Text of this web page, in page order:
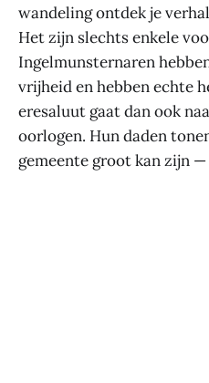
wandeling ontdek je
Het zijn slechts enkele
Ingelmunsternaren
vrijheid en hebben echte
eresaluut gaat dan ook
oorlogen. Hun daden
gemeente groot kan zijn —